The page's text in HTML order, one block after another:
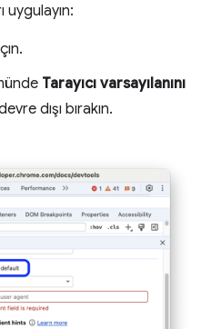
uygulayın:
Tarayıcı varsayılanını
dışı bırakın.